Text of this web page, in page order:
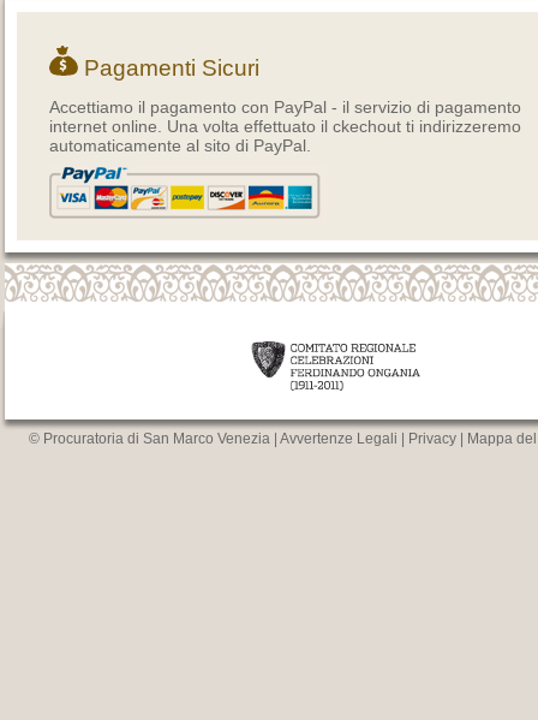
Pagamenti Sicuri
Accettiamo il pagamento con PayPal - il servizio di pagamento
internet online. Una volta effettuato il ckechout ti indirizzeremo
automaticamente al sito di PayPal.
© Procuratoria di San Marco Venezia | Avvertenze Legali Privacy Mappa